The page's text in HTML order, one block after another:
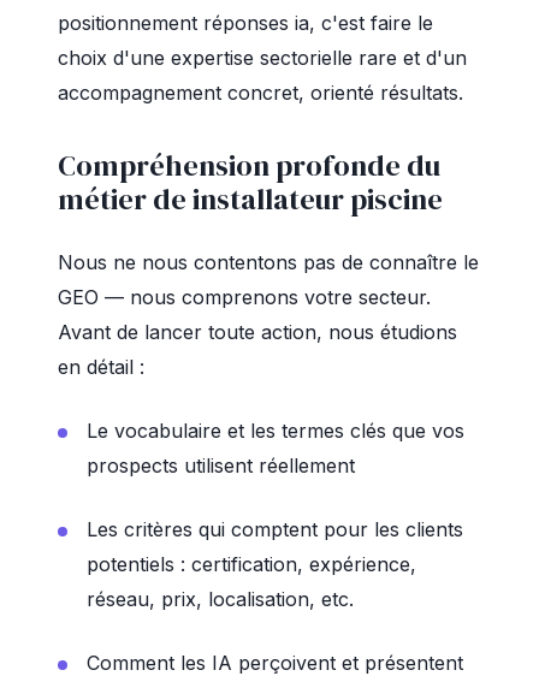
positionnement réponses ia, c'est faire le
choix d'une expertise sectorielle rare et d'un
accompagnement concret, orienté résultats.
Compréhension profonde du
métier de installateur piscine
Nous ne nous contentons pas de connaître le
GEO — nous comprenons votre secteur.
Avant de lancer toute action, nous étudions
en détail :
Le vocabulaire et les termes clés que vos
prospects utilisent réellement
Les critères qui comptent pour les clients
potentiels : certification, expérience,
réseau, prix, localisation, etc.
Comment les IA perçoivent et présentent